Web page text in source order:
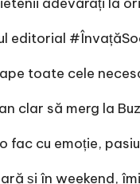
editorial
toate cele
clar să merg la
fac cu emoție,
și în weekend,